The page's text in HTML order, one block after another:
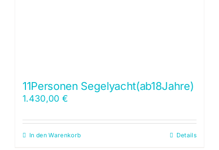
11Personen Segelyacht(ab18Jahre)
1.430,00 €
In den Warenkorb Details